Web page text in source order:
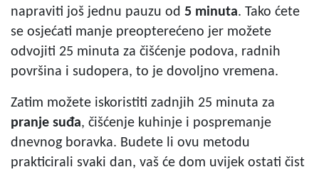
napraviti još jednu pauzu od 5 minuta. Tako ćete
se osjećati manje preopterećeno jer možete
odvojiti 25 minuta za čišćenje podova, radnih
površina i sudopera, to je dovoljno vremena.
Zatim možete iskoristiti zadnjih 25 minuta za
pranje suđa, čišćenje kuhinje i pospremanje
dnevnog boravka. Budete li ovu metodu
prakticirali svaki dan, vaš će dom uvijek ostati čist